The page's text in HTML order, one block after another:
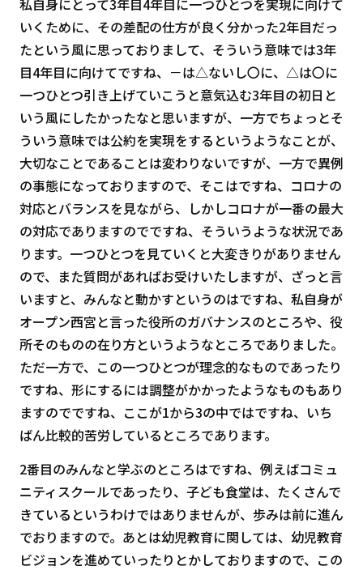
私自身にとって3年目4年目に一つひとつを実現に向けて
いくために、その差配の仕方が良く分かった2年目だっ
たという風に思っておりまして、そういう意味では3年
目4年目に向けてですね、－は△ないし〇に、△は〇に
一つひとつ引き上げていこうと意気込む3年目の初日と
いう風にしたかったなと思いますが、一方でちょっとそ
ういう意味では公約を実現をするというようなことが、
大切なことであることは変わりないですが、一方で異例
の事態になっておりますので、そこはですね、コロナの
対応とバランスを見ながら、しかしコロナが一番の最大
の対応でありますのでですね、そういうような状況であ
ります。一つひとつを見ていくと大変きりがありません
ので、また質問があればお受けいたしますが、ざっと言
いますと、みんなと動かすというのはですね、私自身が
オープン西宮と言った役所のガバナンスのところや、役
所そのものの在り方というようなところでありました。
ただ一方で、この一つひとつが理念的なものであったり
ですね、形にするには調整がかかったようなものもあり
ますのでですね、ここが1から3の中ではですね、いち
ばん比較的苦労しているところであります。
2番目のみんなと学ぶのところはですね、例えばコミュ
ニティスクールであったり、子ども食堂は、たくさんで
きているというわけではありませんが、歩みは前に進ん
でおりますので。あとは幼児教育に関しては、幼児教育
ビジョンを進めていったりとかしておりますので、この